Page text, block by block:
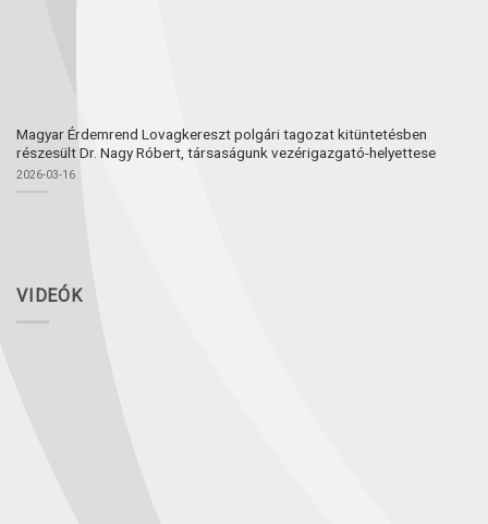
Magyar Érdemrend Lovagkereszt polgári tagozat kitüntetésben
részesült Dr. Nagy Róbert, társaságunk vezérigazgató-helyettese
2026-03-16
VIDEÓK